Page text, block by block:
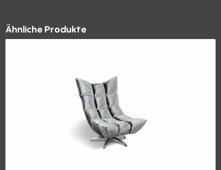
Ähnliche Produkte